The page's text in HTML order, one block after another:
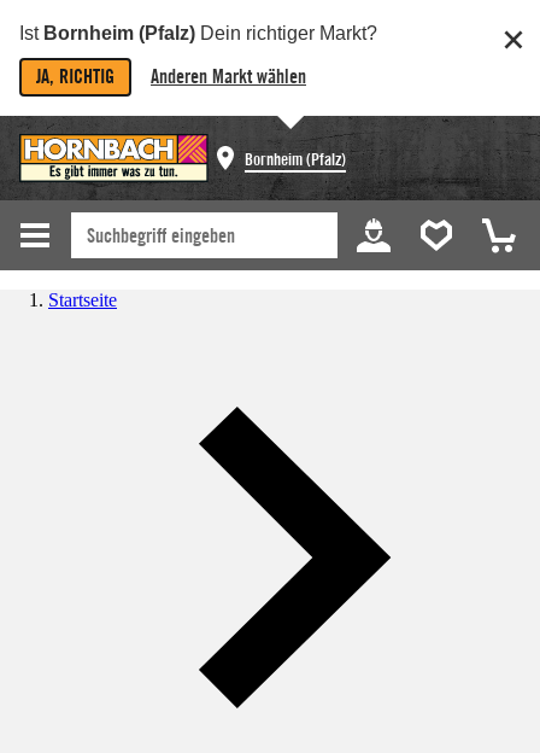
Ist Bornheim (Pfalz) Dein richtiger Markt?
JA, RICHTIG Anderen Markt wählen
Bornheim (Pfalz)
Startseite